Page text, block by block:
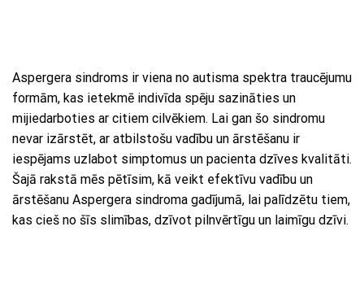
Aspergera sindroms ir viena no autisma spektra traucējumu
formām, kas ietekmē indivīda spēju sazināties un
mijiedarboties ar citiem cilvēkiem. Lai gan šo sindromu
nevar izārstēt, ar atbilstošu vadību un ārstēšanu ir
iespējams uzlabot simptomus un pacienta dzīves kvalitāti.
Šajā rakstā mēs pētīsim, kā veikt efektīvu vadību un
ārstēšanu Aspergera sindroma gadījumā, lai palīdzētu tiem,
kas cieš no šīs slimības, dzīvot pilnvērtīgu un laimīgu dzīvi.